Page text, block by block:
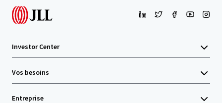
Investor Center
Vos besoins
Entreprise